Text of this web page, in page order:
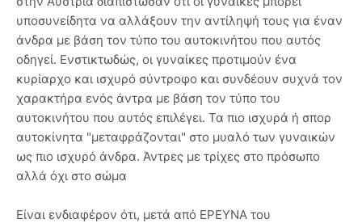
υποσυνείδητα να αλλάξουν την αντίληψή τους για έναν
άνδρα με βάση τον τύπο του αυτοκινήτου που αυτός
οδηγεί. Ενστικτωδώς, οι γυναίκες προτιμούν ένα
κυρίαρχο και ισχυρό σύντροφο και συνδέουν συχνά τον
χαρακτήρα ενός άντρα με βάση τον τύπο του
αυτοκινήτου που αυτός επιλέγει. Τα πιο ισχυρά ή σπορ
αυτοκίνητα "μεταφράζονται" στο μυαλό των γυναικών
ως πιο ισχυρό άνδρα. Άντρες με τρίχες στο πρόσωπο
αλλά όχι στο σώμα
Είναι ενδιαφέρον ότι, μετά από ΕΡΕΥΝΑ του